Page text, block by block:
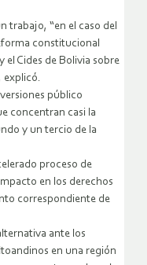
trabajo, “en el caso del
constitucional
Cides de Bolivia sobre
explicó.
público
concentran casi la
y un tercio de la
proceso de
en los derechos
correspondiente de
ante los
en una región